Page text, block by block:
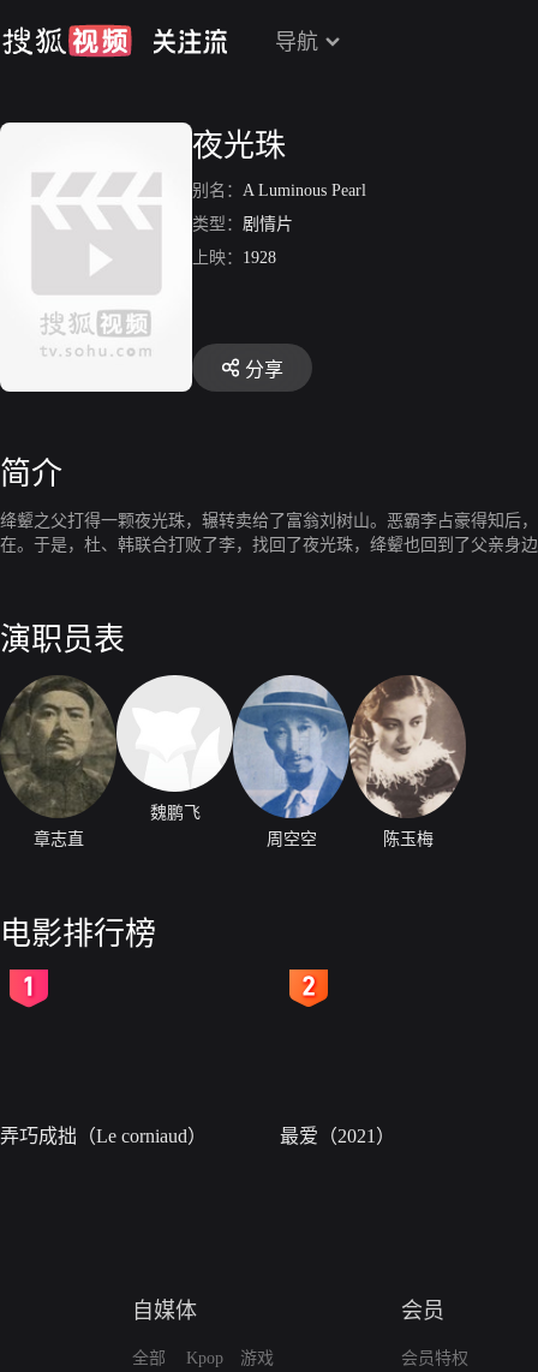
导航
夜光珠
别名： A Luminous Pearl
类型： 剧情片
上映： 1928
分享
简介
绛颦之父打得一颗夜光珠，辗转卖给了富翁刘树山。恶霸李占豪得知后
在。于是，杜、韩联合打败了李，找回了夜光珠，绛颦也回到了父亲身
演职员表
章志直
魏鹏飞
周空空
陈玉梅
电影排行榜
弄巧成拙（Le corniaud） 最爱（2021）
自媒体
全部
Kpop
游戏
会员
会员特权